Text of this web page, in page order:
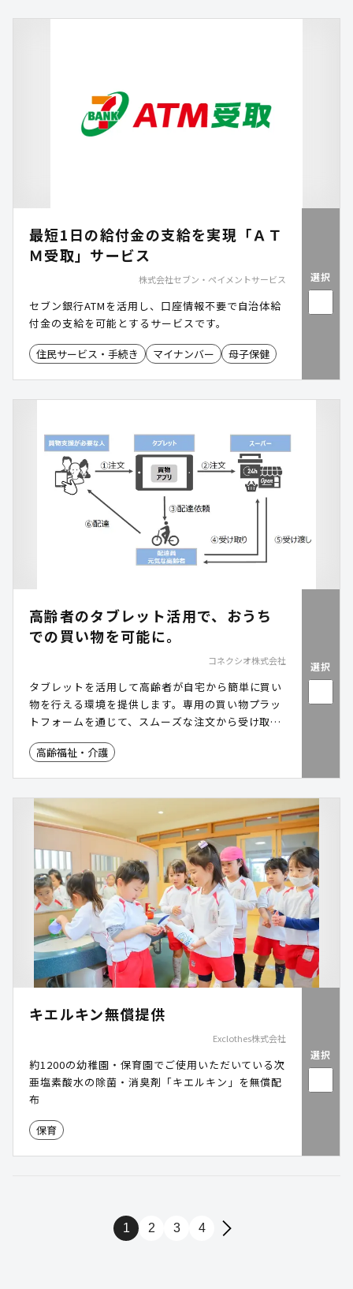
最短1日の給付金の支給を実現「ＡＴ
Ｍ受取」サービス
株式会社セブン・ペイメントサービス
セブン銀行ATMを活用し、口座情報不要で自治体給
付金の支給を可能とするサービスです。
住民サービス・手続き マイナンバー 母子保健
選択
高齢者のタブレット活用で、おうち
での買い物を可能に。
コネクシオ株式会社
タブレットを活用して高齢者が自宅から簡単に買い
物を行える環境を提供します。専用の買い物プラッ
トフォームを通じて、スムーズな注文から受け取り
までをサポートし、高齢者の生活をより便利で快適
にします。
高齢福祉・介護
選択
キエルキン無償提供
Exclothes株式会社
約1200の幼稚園・保育園でご使用いただいている次
亜塩素酸水の除菌・消臭剤「キエルキン」を無償配
布
保育
選択
1 2 3 4